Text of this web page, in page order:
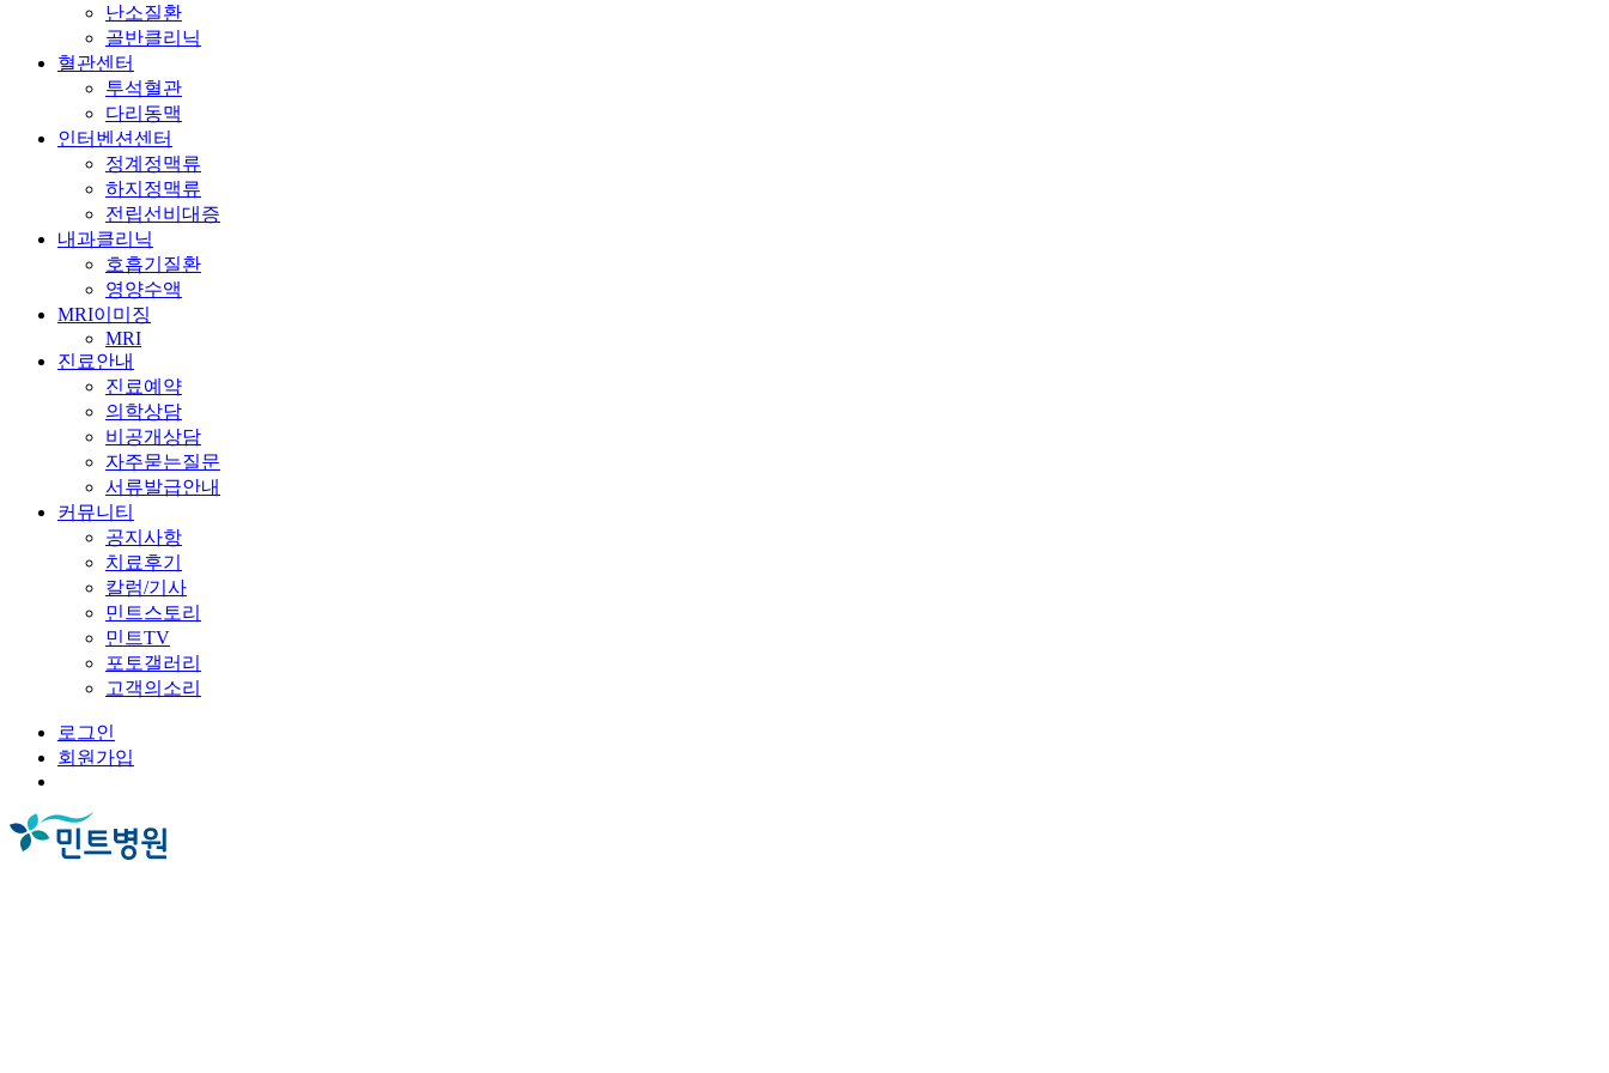
난소질환
골반클리닉
혈관센터
투석혈관
다리동맥
인터벤션센터
정계정맥류
하지정맥류
전립선비대증
내과클리닉
호흡기질환
영양수액
MRI이미징
MRI
진료안내
진료예약
의학상담
비공개상담
자주묻는질문
서류발급안내
커뮤니티
공지사항
치료후기
칼럼/기사
민트스토리
민트TV
포토갤러리
고객의소리
로그인
회원가입